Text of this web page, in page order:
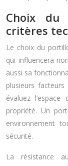
Choix du
critères
Le choix du
qui influencera
aussi sa
plusieurs
évaluez
propriété. Un
environnement
sécurité.
La résistance